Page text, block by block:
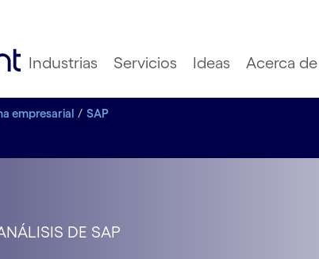
Industrias Servicios Ideas Acerca de
empresarial SAP
DE SAP